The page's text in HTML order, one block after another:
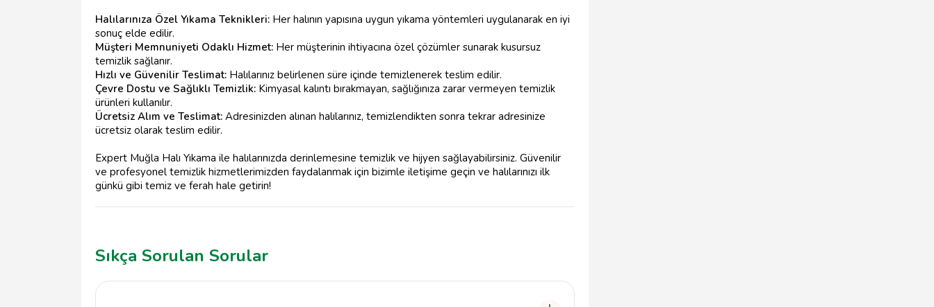
Halılarınıza Özel Yıkama Teknikleri: Her halının yapısına uygun yıkama yöntemleri uygulanarak en iyi
sonuç elde edilir.
Müşteri Memnuniyeti Odaklı Hizmet: Her müşterinin ihtiyacına özel çözümler sunarak kusursuz
temizlik sağlanır.
Hızlı ve Güvenilir Teslimat: Halılarınız belirlenen süre içinde temizlenerek teslim edilir.
Çevre Dostu ve Sağlıklı Temizlik: Kimyasal kalıntı bırakmayan, sağlığınıza zarar vermeyen temizlik
ürünleri kullanılır.
Ücretsiz Alım ve Teslimat: Adresinizden alınan halılarınız, temizlendikten sonra tekrar adresinize
ücretsiz olarak teslim edilir.
Expert Muğla Halı Yıkama ile halılarınızda derinlemesine temizlik ve hijyen sağlayabilirsiniz. Güvenilir
ve profesyonel temizlik hizmetlerimizden faydalanmak için bizimle iletişime geçin ve halılarınızı ilk
günkü gibi temiz ve ferah hale getirin!
Sıkça Sorulan Sorular